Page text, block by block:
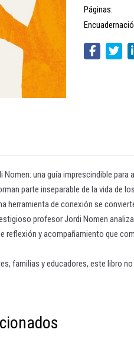
Páginas:
Nomen: una guía imprescindible
parte inseparable de la vida de
herramienta de conexión se
profesor Jordi Nomen
reflexión y acompañamiento que
familias y educadores, este libro